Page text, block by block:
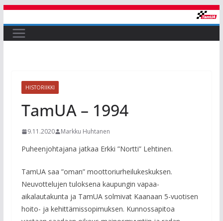
Skip
to
content
HISTORIIKKI
TamUA – 1994
9.11.2020 Markku Huhtanen
Puheenjohtajana jatkaa Erkki ”Nortti” Lehtinen.
TamUA saa ”oman” moottoriurheilukeskuksen.
Neuvottelujen tuloksena kaupungin vapaa-
aikalautakunta ja TamUA solmivat Kaanaan 5-vuotisen
hoito- ja kehittämissopimuksen. Kunnossapitoa